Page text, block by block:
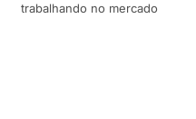
trabalhando no mercado